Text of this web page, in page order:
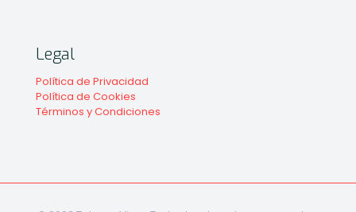
Legal
Política de Privacidad
Política de Cookies
Términos y Condiciones